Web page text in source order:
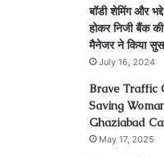
बॉडी शेमिंग और
होकर निजी बैंक
मैनेजर ने किया
July 16, 2024
Brave Traffic
Saving
Ghaziabad
May 17, 2025